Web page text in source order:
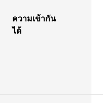
ความเข้ากัน
ได้